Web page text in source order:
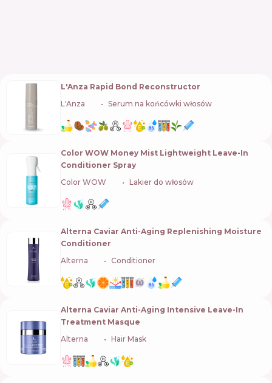
L'Anza Rapid Bond Reconstructor
L'Anza
Serum na końcówki włosów
Color WOW Money Mist Lightweight Leave-In
Conditioner Spray
Color WOW
Lakier do włosów
Alterna Caviar Anti-Aging Replenishing Moisture
Conditioner
Alterna
Conditioner
Alterna Caviar Anti-Aging Intensive Leave-In
Treatment Masque
Alterna
Hair Mask